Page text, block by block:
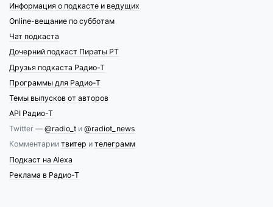
Информация о подкасте и ведущих
Online-вещание по субботам
Чат подкаста
Дочерний подкаст Пираты РТ
Друзья подкаста Радио-Т
Программы для Радио-Т
Темы выпусков от авторов
API Радио-Т
Twitter —@radio_t и @radiot_news
Комментарии твитер и телеграмм
Подкаст на Alexa
Реклама в Радио-Т